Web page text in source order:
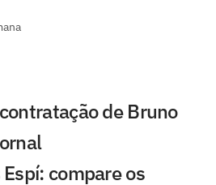
de Bruno
compare os